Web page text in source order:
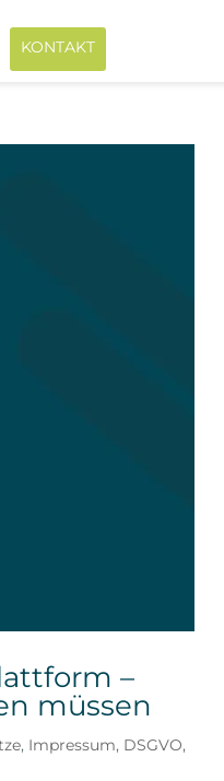
KONTAKT
–
müssen
, Impressum, DSGVO,